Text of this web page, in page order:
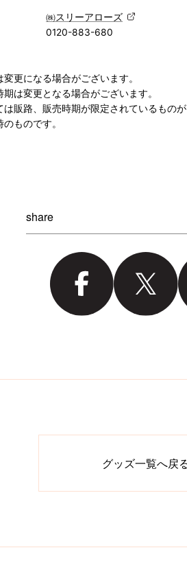
㈱スリーアローズ
0120-883-680
変更になる場合がございます。
期は変更となる場合がございます。
は販路、販売時期が限定されているものが
ものです。
share
グッズ一覧へ戻